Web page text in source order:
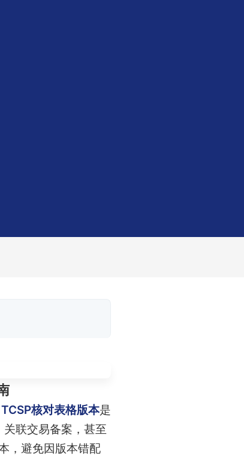
TCSP核对表格版本是
联交易备案，甚至
，避免因版本错配